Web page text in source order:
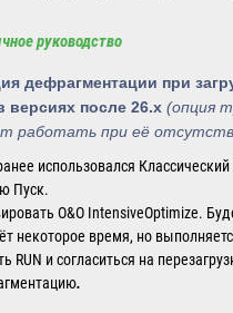
руководство
дефрагментации при
версиях после 26.x (опция
работать при её
использовался
Пуск.
O&O IntensiveOptimize.
некоторое время, но
RUN и согласиться на
.